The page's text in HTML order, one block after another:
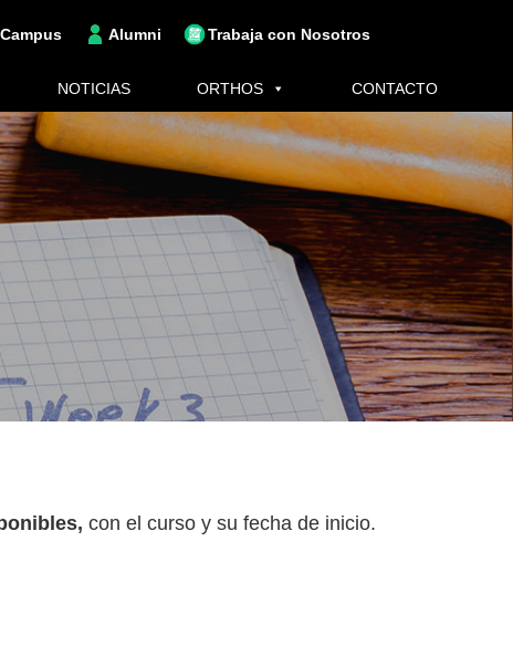
Campus Alumni Trabaja con Nosotros
NOTICIAS ORTHOS CONTACTO
con el curso y su fecha de inicio.